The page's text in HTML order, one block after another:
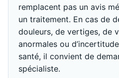
remplacent pas un avis
un traitement. En cas de
douleurs, de vertiges, de
anormales ou
santé, il convient de
spécialiste.